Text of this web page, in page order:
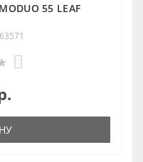
55 LEAF